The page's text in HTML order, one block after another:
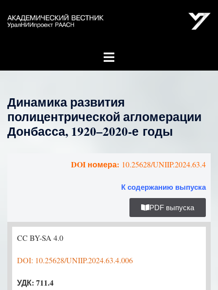
Динамика развития
полицентрической агломерации
Донбасса, 1920–2020‑е годы
DOI номера: 10.25628/UNIIP.2024.63.4
К содержанию выпуска
PDF выпуска
CC BY-SA 4.0
DOI: 10.25628/UNIIP.2024.63.4.006
УДК: 711.4